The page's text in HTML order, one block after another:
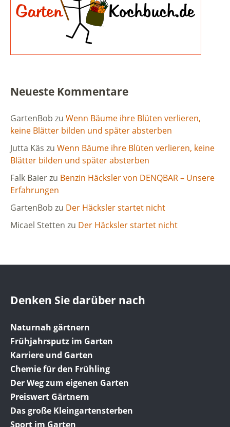
Neueste Kommentare
GartenBob zu Wenn Bäume ihre Blüten verlieren,
keine Blätter bilden und später absterben
Jutta Käs zu Wenn Bäume ihre Blüten verlieren, keine
Blätter bilden und später absterben
Falk Baierzu Benzin Häcksler von DENQBAR – Unsere
Erfahrungen
GartenBob zu Der Häcksler startet nicht
Micael Stetten zu Der Häcksler startet nicht
Denken Sie darüber nach
Naturnah gärtnern
Frühjahrsputz im Garten
Karriere und Garten
Chemie für den Frühling
Der Weg zum eigenen Garten
Preiswert Gärtnern
Das große Kleingartensterben
Sport im Garten